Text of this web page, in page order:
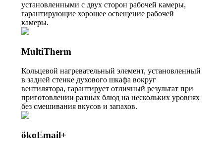
установленными с двух сторон рабочей камеры,
гарантирующие хорошее освещение рабочей
камеры.
MultiTherm
Кольцевой нагревательный элемент, установленный
в задней стенке духового шкафа вокруг
вентилятора, гарантирует отличный результат при
приготовлении разных блюд на нескольких уровнях
без смешивания вкусов и запахов.
ökoEmail+